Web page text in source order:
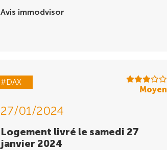
Avis immodvisor
#DAX
Moyen
27/01/2024
Logement livré le samedi 27
janvier 2024